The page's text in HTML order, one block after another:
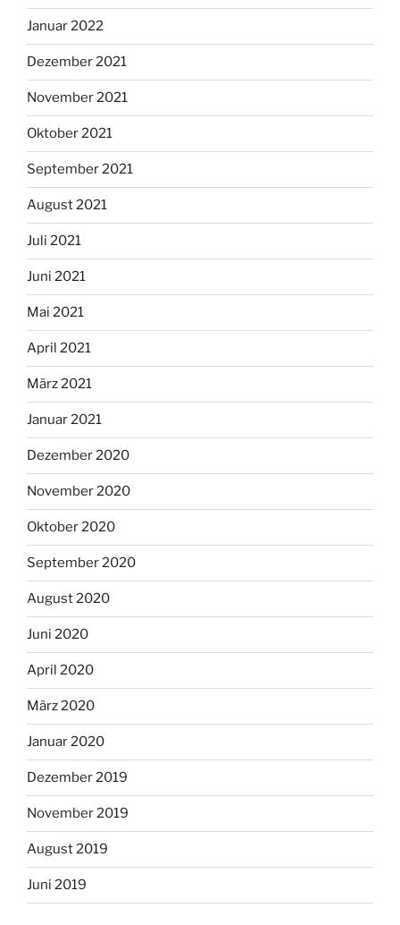
Januar 2022
Dezember 2021
November 2021
Oktober 2021
September 2021
August 2021
Juli 2021
Juni 2021
Mai 2021
April 2021
März 2021
Januar 2021
Dezember 2020
November 2020
Oktober 2020
September 2020
August 2020
Juni 2020
April 2020
März 2020
Januar 2020
Dezember 2019
November 2019
August 2019
Juni 2019